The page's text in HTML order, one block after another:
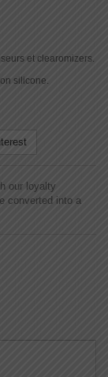
et clearomizers.
silicone.
our loyalty
converted into a